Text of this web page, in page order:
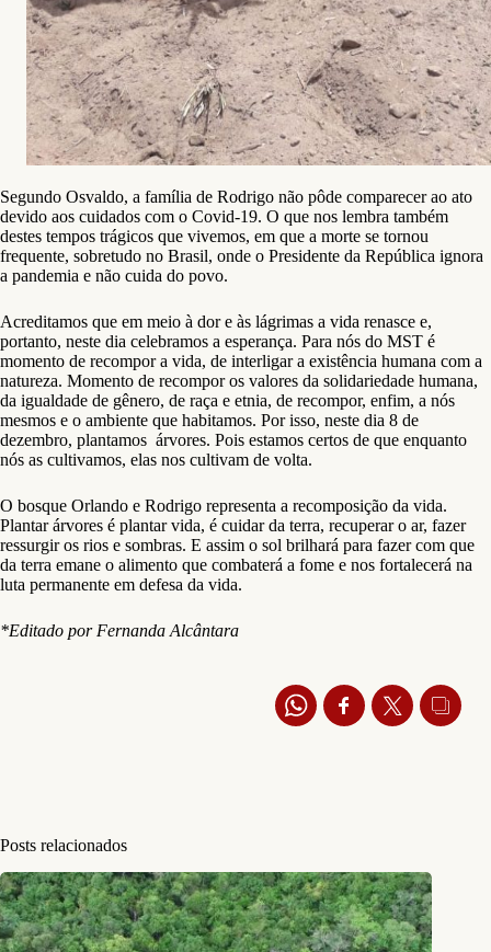
Segundo Osvaldo, a família de Rodrigo não pôde comparecer ao ato
devido aos cuidados com o Covid-19. O que nos lembra também
destes tempos trágicos que vivemos, em que a morte se tornou
frequente, sobretudo no Brasil, onde o Presidente da República ignora
a pandemia e não cuida do povo.
Acreditamos que em meio à dor e às lágrimas a vida renasce e,
portanto, neste dia celebramos a esperança. Para nós do MST é
momento de recompor a vida, de interligar a existência humana com a
natureza. Momento de recompor os valores da solidariedade humana,
da igualdade de gênero, de raça e etnia, de recompor, enfim, a nós
mesmos e o ambiente que habitamos. Por isso, neste dia 8 de
dezembro, plantamos árvores. Pois estamos certos de que enquanto
nós as cultivamos, elas nos cultivam de volta.
O bosque Orlando e Rodrigo representa a recomposição da vida.
Plantar árvores é plantar vida, é cuidar da terra, recuperar o ar, fazer
ressurgir os rios e sombras. E assim o sol brilhará para fazer com que
da terra emane o alimento que combaterá a fome e nos fortalecerá na
luta permanente em defesa da vida.
*Editado por Fernanda Alcântara
Posts relacionados